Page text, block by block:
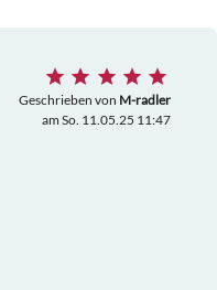
Geschrieben von M-radler
am So. 11.05.25 11:47